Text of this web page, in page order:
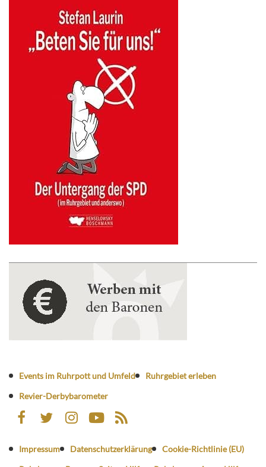
Events im Ruhrpott und Umfeld
Ruhrgebiet erleben
Revier-Derbybarometer
Impressum Datenschutzerklärung
Cookie-Richtlinie (EU)